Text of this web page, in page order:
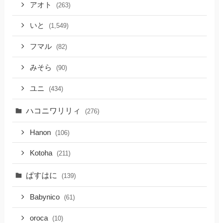
アオト (263)
いと (1,549)
フマル (82)
みそら (90)
ユニ (434)
ハコニワリリィ (276)
Hanon (106)
Kotoha (211)
ぱすはに (139)
Babynico (61)
oroca (10)